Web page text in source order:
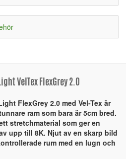
VelTex FlexGrey 2.0
FlexGrey 2.0 med Vel-Tex är
ram som bara är 5cm bred.
stretchmaterial som ger en
upp till 8K. Njut av en skarp bild
rum med en lugn och